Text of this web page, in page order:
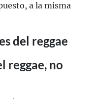
a la misma
del reggae
reggae, no